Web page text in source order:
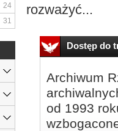
rozważyć...
Dostęp do
Archiwum
od 1993
24
31